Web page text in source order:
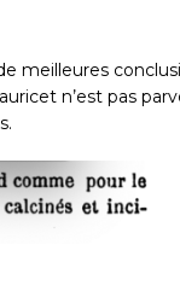
meilleures
n’est pas